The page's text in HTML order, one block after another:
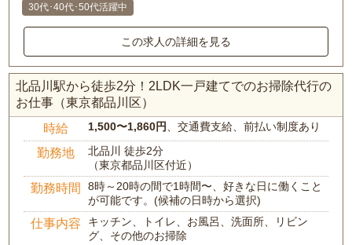
30代･40代･50代活躍中
この求人の詳細を見る
北品川駅から徒歩2分！2LDK一戸建てでのお掃除代行の
お仕事（東京都品川区）
時給 1,500〜1,860円 、交通費支給、前払い制度あり
勤務地
北品川 徒歩2分
（東京都品川区付近）
勤務時間
8時～20時の間で1時間〜、好きな日に働くこと
が可能です。(候補の日時から選択)
仕事内容
キッチン、トイレ、お風呂、洗面所、リビン
グ、その他のお掃除